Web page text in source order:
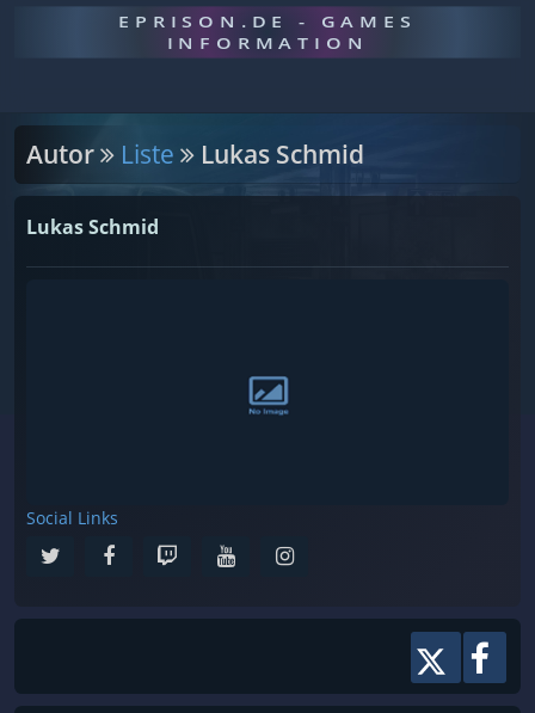
EPRISON.DE - GAMES
INFORMATION
Autor Liste Lukas Schmid
Lukas Schmid
Social Links